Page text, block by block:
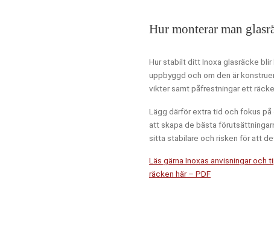
Mars 2027
April 2027
Vecka
Hur monterar man
Hur stabilt ditt Inoxa glasräcke
uppbyggd och om den är
vikter samt påfrestningar ett
Lägg därför extra tid och fokus
att skapa de bästa
sitta stabilare och risken för att
Läs gärna Inoxas anvisningar och
räcken här – PDF